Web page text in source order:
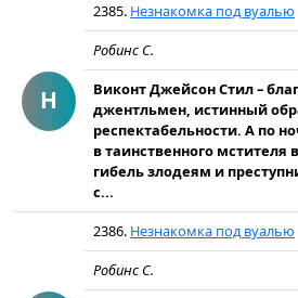
Н
2385. Незнакомка под вуалью
Робинс С.
Виконт Джейсон Стил –
джентльмен, истинный
респектабельности. А по
в таинственного мстителя
гибель злодеям и
с...
2386. Незнакомка под вуалью
Робинс С.